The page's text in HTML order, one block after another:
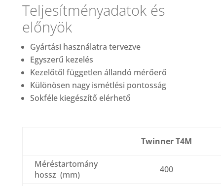
Teljesítményadatok és
előnyök
Gyártási használatra tervezve
Egyszerű kezelés
Kezelőtől független állandó mérőerő
Különösen nagy ismétlési pontosság
Sokféle kiegészítő elérhető
Twinner T4M
Méréstartomány
hossz (mm)
400